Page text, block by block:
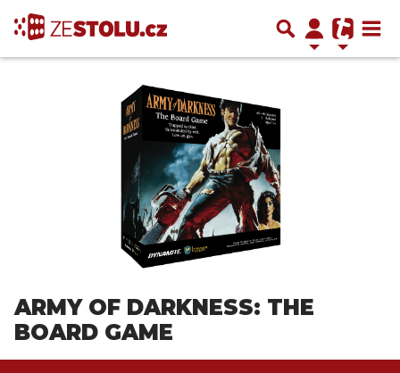
ARMY OF DARKNESS: THE
BOARD GAME